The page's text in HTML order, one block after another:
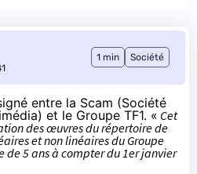
1 min Société
entre la Scam (Société
et le Groupe TF1. « Cet
des œuvres du répertoire de
et non linéaires du Groupe
de 5 ans à compter du 1er janvier